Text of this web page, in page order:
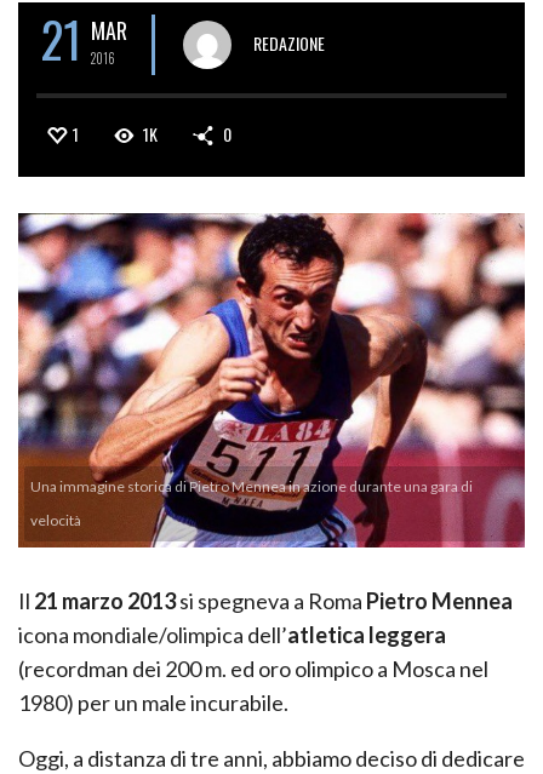
21 MAR
2016
REDAZIONE
1 1K 0
Una immagine storica di Pietro Mennea in azione durante una gara di
velocità
Il 21 marzo 2013si spegneva a Roma Pietro Mennea
icona mondiale/olimpica dell’atletica leggera
(recordman dei 200 m. ed oro olimpico a Mosca nel
1980) per un male incurabile.
Oggi, a distanza di tre anni, abbiamo deciso di dedicare